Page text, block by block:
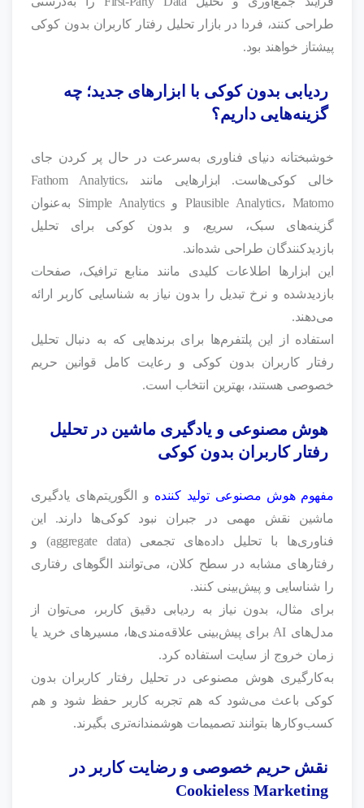
طراحی کنند، فردا در بازار تحلیل رفتار کاربران بدون کوکی
پیشتاز خواهند بود.
ردیابی بدون کوکی با ابزارهای جدید؛ چه
گزینه‌هایی داریم؟
خوشبختانه دنیای فناوری به‌سرعت در حال پر کردن جای
خالی کوکی‌هاست. ابزارهایی مانند Fathom Analytics،
Plausible Analytics، Matomo و Simple Analytics به‌عنوان
گزینه‌های سبک، سریع، و بدون کوکی برای تحلیل
بازدیدکنندگان طراحی شده‌اند.
این ابزارها اطلاعات کلیدی مانند منابع ترافیک، صفحات
بازدیدشده و نرخ تبدیل را بدون نیاز به شناسایی کاربر ارائه
می‌دهند.
استفاده از این پلتفرم‌ها برای برندهایی که به دنبال تحلیل
رفتار کاربران بدون کوکی و رعایت کامل قوانین حریم
خصوصی هستند، بهترین انتخاب است.
هوش مصنوعی و یادگیری ماشین در تحلیل
رفتار کاربران بدون کوکی
مفهوم هوش مصنوعی تولید کننده و الگوریتم‌های یادگیری
ماشین نقش مهمی در جبران نبود کوکی‌ها دارند. این
فناوری‌ها با تحلیل داده‌های تجمعی (aggregate data) و
رفتارهای مشابه در سطح کلان، می‌توانند الگوهای رفتاری
را شناسایی و پیش‌بینی کنند.
برای مثال، بدون نیاز به ردیابی دقیق کاربر، می‌توان از
مدل‌های AI برای پیش‌بینی علاقه‌مندی‌ها، مسیرهای خرید یا
زمان خروج از سایت استفاده کرد.
به‌کارگیری هوش مصنوعی در تحلیل رفتار کاربران بدون
کوکی باعث می‌شود که هم تجربه کاربر حفظ شود و هم
کسب‌وکارها بتوانند تصمیمات هوشمندانه‌تری بگیرند.
نقش حریم خصوصی و رضایت کاربر در
Cookieless Marketing